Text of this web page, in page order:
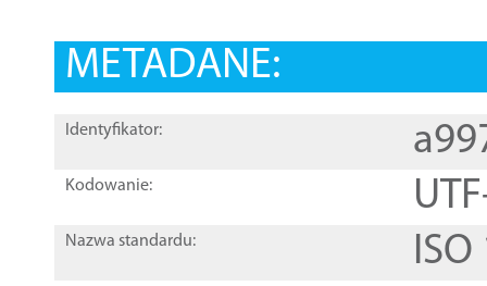
METADANE:
Identyfikator:
Kodowanie:
Nazwa standardu: